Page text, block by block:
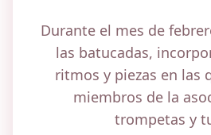
Durante el mes de
las batucadas,
ritmos y piezas en las
miembros de la
trompetas y